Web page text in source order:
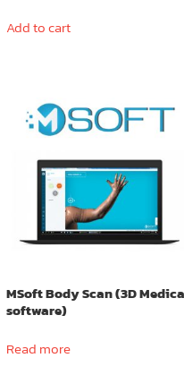
Add to cart
MSoft Body Scan (3D
software)
Read more